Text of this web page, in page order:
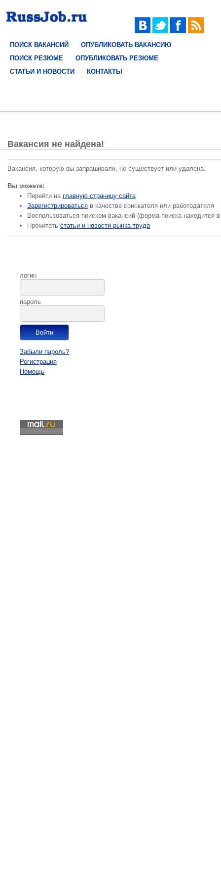
ПОИСК ВАКАНСИЙ
ОПУБЛИКОВАТЬ ВАКАНСИЮ
ПОИСК РЕЗЮМЕ
ОПУБЛИКОВАТЬ РЕЗЮМЕ
СТАТЬИ И НОВОСТИ
КОНТАКТЫ
Вакансия не найдена!
Вакансия, которую вы запрашивали, не существует или удалена.
Вы можете:
Перейти на главную страницу сайта
Зарегистрироваться в качестве соискателя или работодателя
Воспользоваться поиском вакансий (форма поиска находится
Прочитать статьи и новости рынка труда
логин
пароль
Забыли пароль?
Регистрация
Помощь